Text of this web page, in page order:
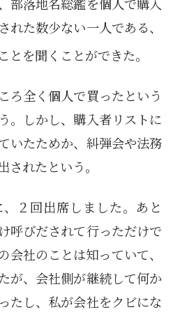
れた数少ない一人である、
とを聞くことができた。
ろ全く個人で買ったという
。しかし、購入者リストに
いたためか、糾弾会や法務
されたという。
、２回出席しました。あと
呼びだされて行っただけで
会社のことは知っていて、
が、会社側が継続して何か
たし、私が会社をクビにな